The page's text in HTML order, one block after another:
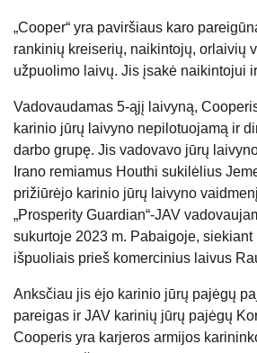
„Cooper“ yra paviršiaus karo
rankinių kreiserių, naikintojų, orlaivių
užpuolimo laivų. Jis įsakė naikintojui
Vadovaudamas 5-ąjį laivyną,
karinio jūrų laivyno nepilotuojamą ir
darbo grupę. Jis vadovavo jūrų
Irano remiamus Houthi sukilėlius
prižiūrėjo karinio jūrų laivyno
„Prosperity Guardian“-JAV
sukurtoje 2023 m. Pabaigoje, siekiant
išpuoliais prieš komercinius laivus
Anksčiau jis ėjo karinio jūrų pajėgų
pareigas ir JAV karinių jūrų pajėgų
Cooperis yra karjeros armijos